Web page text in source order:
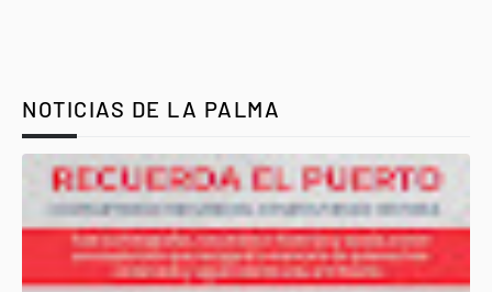
NOTICIAS DE LA PALMA